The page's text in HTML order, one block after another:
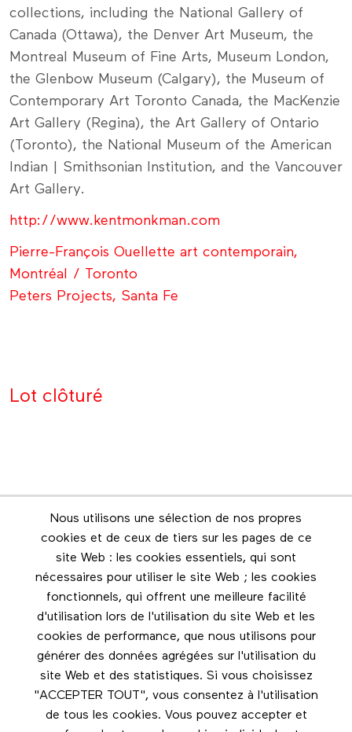
collections, including the National Gallery of
Canada (Ottawa), the Denver Art Museum, the
Montreal Museum of Fine Arts, Museum London,
the Glenbow Museum (Calgary), the Museum of
Contemporary Art Toronto Canada, the MacKenzie
Art Gallery (Regina), the Art Gallery of Ontario
(Toronto), the National Museum of the American
Indian | Smithsonian Institution, and the Vancouver
Art Gallery.
http://www.kentmonkman.com
Pierre-François Ouellette art contemporain,
Montréal / Toronto
Peters Projects, Santa Fe
Lot clôturé
Nous utilisons une sélection de nos propres
cookies et de ceux de tiers sur les pages de ce
site Web : les cookies essentiels, qui sont
nécessaires pour utiliser le site Web ; les cookies
fonctionnels, qui offrent une meilleure facilité
d'utilisation lors de l'utilisation du site Web et les
cookies de performance, que nous utilisons pour
générer des données agrégées sur l'utilisation du
site Web et des statistiques. Si vous choisissez
"ACCEPTER TOUT", vous consentez à l'utilisation
de tous les cookies. Vous pouvez accepter et
Infolettre
Restez en contact grâce à l'infolettre
Footer menu
Les éditions Esse
Instagram
Facebook
Nous contacter